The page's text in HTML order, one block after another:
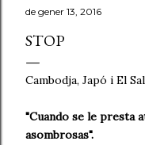
de gener 13, 2016
STOP
Cambodja, Japó i El
"Cuando se le presta
asombrosas".